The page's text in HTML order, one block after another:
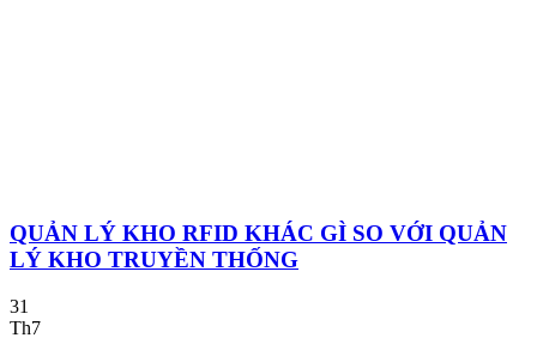
QUẢN LÝ KHO RFID KHÁC GÌ SO VỚI QUẢN
LÝ KHO TRUYỀN THỐNG
31
Th7